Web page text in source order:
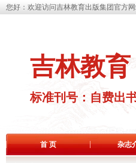
您好：欢迎访问吉林教育出版集团官方网
吉林教育
标准刊号：自费出
首 页 杂志